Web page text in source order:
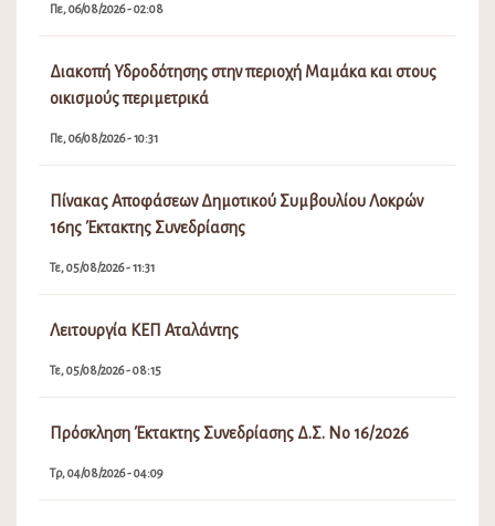
Πε, 06/08/2026 - 02:08
Διακοπή Υδροδότησης στην περιοχή Μαμάκα και στους
οικισμούς περιμετρικά
Πε, 06/08/2026 - 10:31
Πίνακας Αποφάσεων Δημοτικού Συμβουλίου Λοκρών
16ης Έκτακτης Συνεδρίασης
Τε, 05/08/2026 - 11:31
Λειτουργία ΚΕΠ Αταλάντης
Τε, 05/08/2026 - 08:15
Πρόσκληση Έκτακτης Συνεδρίασης Δ.Σ. Νο 16/2026
Τρ, 04/08/2026 - 04:09